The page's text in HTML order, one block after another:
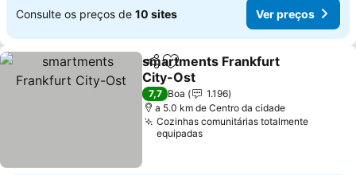
Consulte os preços de 10 sites Ver preços
PartilharAdicionar aos favoritos
smartments Frankfurt
City-Ost
Ver preços
7,7 Boa
1.196
a 5.0 km de Centro da cidade
Cozinhas comunitárias totalmente
equipadas